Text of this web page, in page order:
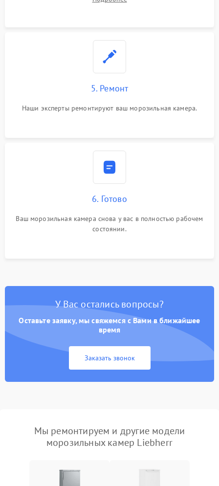
5. Ремонт
Наши эксперты ремонтируют ваш морозильная камера.
6. Готово
Ваш морозильная камера снова у вас в полностью рабочем
состоянии.
У Вас остались вопросы?
Оставьте заявку, мы свяжемся с Вами в ближайшее
время
Заказать звонок
Мы ремонтируем и другие модели
морозильных камер Liebherr